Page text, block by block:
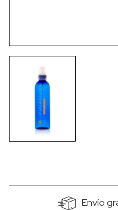
Envío